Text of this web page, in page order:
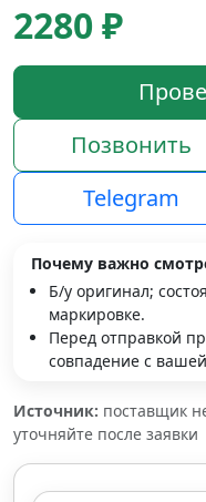
2280 ₽
Позвонить
Telegram
Почему важно
Б/у оригинал;
маркировке.
Перед отправкой
совпадение с
Источник: поставщик
уточняйте после заявки